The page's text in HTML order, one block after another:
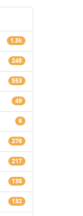
1.3k
248
553
49
6
276
217
138
132